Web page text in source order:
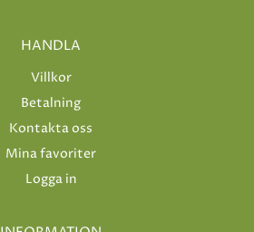
HANDLA
Villkor
Betalning
Kontakta oss
Mina favoriter
Logga in